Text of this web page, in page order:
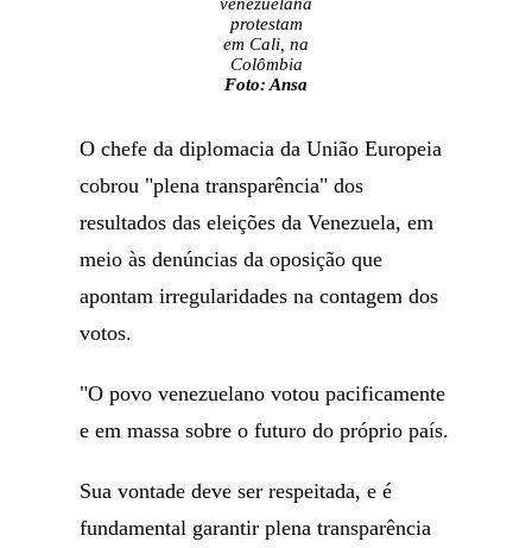
protestam
em Cali, na
Colômbia
Foto: Ansa
O chefe da diplomacia da União Europeia
cobrou "plena transparência" dos
resultados das eleições da Venezuela, em
meio às denúncias da oposição que
apontam irregularidades na contagem dos
votos.
"O povo venezuelano votou pacificamente
e em massa sobre o futuro do próprio país.
Sua vontade deve ser respeitada, e é
fundamental garantir plena transparência